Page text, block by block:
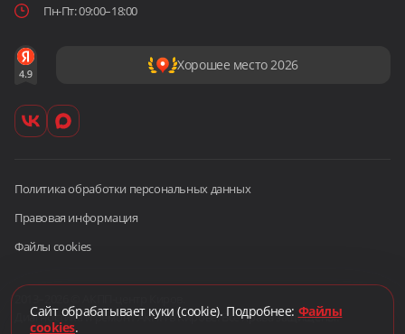
Пн-Пт: 09:00–18:00
Хорошее место 2026
Политика обработки персональных данных
Правовая информация
Файлы cookies
Диагностика и ремонт АКПП в Кирове. Все права защищены.
Сайт обрабатывает куки (cookie). Подробнее: Файлы
cookies.